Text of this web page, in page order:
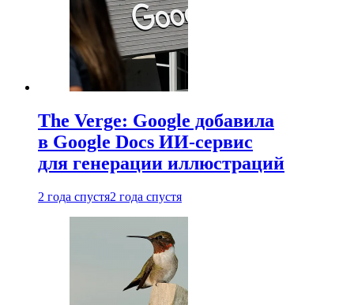
The Verge: Google добавила
в Google Docs ИИ-сервис
для генерации иллюстраций
2 года спустя2 года спустя